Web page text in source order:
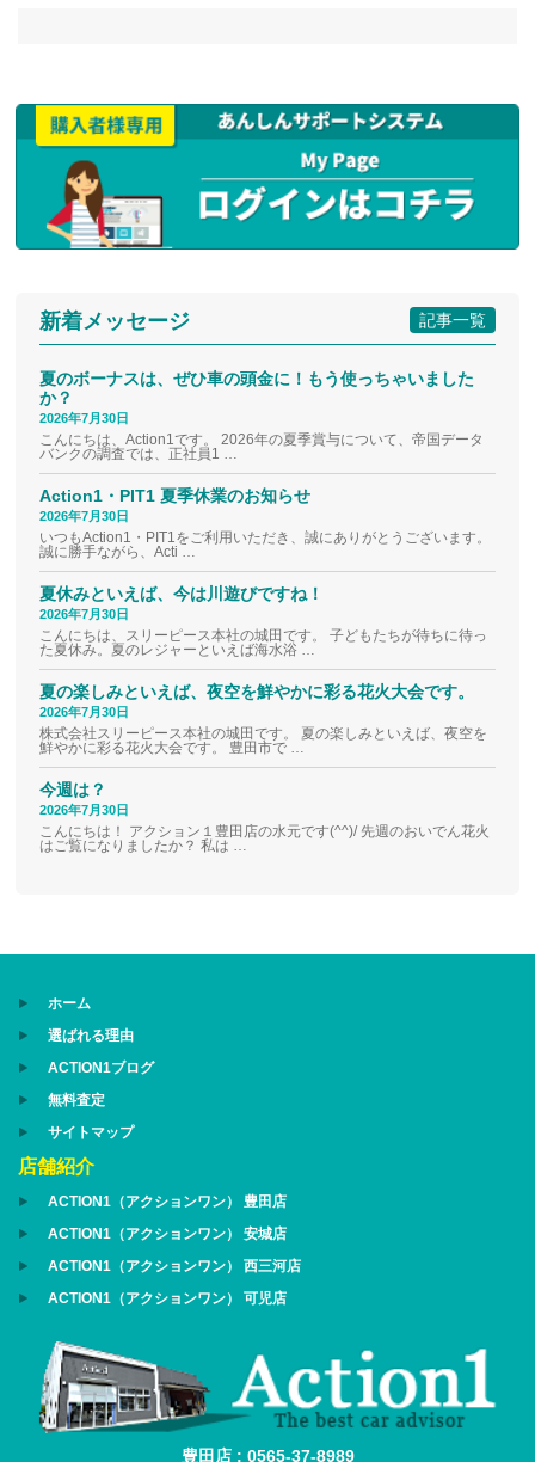
記事一覧
新着メッセージ
夏のボーナスは、ぜひ車の頭金に！もう使っちゃいました
か？
2026年7月30日
こんにちは、Action1です。 2026年の夏季賞与について、帝国データ
バンクの調査では、正社員1 …
Action1・PIT1 夏季休業のお知らせ
2026年7月30日
いつもAction1・PIT1をご利用いただき、誠にありがとうございます。
誠に勝手ながら、Acti …
夏休みといえば、今は川遊びですね！
2026年7月30日
こんにちは、スリーピース本社の城田です。 子どもたちが待ちに待っ
た夏休み。夏のレジャーといえば海水浴 …
夏の楽しみといえば、夜空を鮮やかに彩る花火大会です。
2026年7月30日
株式会社スリーピース本社の城田です。 夏の楽しみといえば、夜空を
鮮やかに彩る花火大会です。 豊田市で …
今週は？
2026年7月30日
こんにちは！ アクション１豊田店の水元です(^^)/ 先週のおいでん花火
はご覧になりましたか？ 私は …
ホーム
選ばれる理由
ACTION1ブログ
無料査定
サイトマップ
店舗紹介
ACTION1（アクションワン） 豊田店
ACTION1（アクションワン） 安城店
ACTION1（アクションワン） 西三河店
ACTION1（アクションワン） 可児店
豊田店 : 0565-37-8989